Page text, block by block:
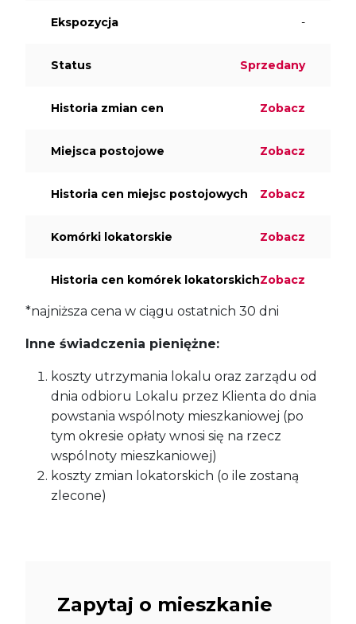
Ekspozycja -
Status Sprzedany
Historia zmian cen Zobacz
Miejsca postojowe Zobacz
Historia cen miejsc postojowych Zobacz
Komórki lokatorskie Zobacz
Historia cen komórek lokatorskichZobacz
*najniższa cena w ciągu ostatnich 30 dni
Inne świadczenia pieniężne:
koszty utrzymania lokalu oraz zarządu od
dnia odbioru Lokalu przez Klienta do dnia
powstania wspólnoty mieszkaniowej (po
tym okresie opłaty wnosi się na rzecz
wspólnoty mieszkaniowej)
koszty zmian lokatorskich (o ile zostaną
zlecone)
Zapytaj o mieszkanie